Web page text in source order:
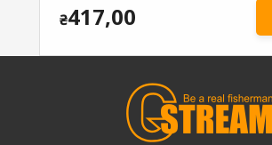
₴417,00